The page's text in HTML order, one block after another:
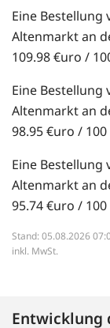
Eine Bestellung
Altenmarkt an
109.98 €uro /
Eine Bestellung
Altenmarkt an
98.95 €uro / 100
Eine Bestellung
Altenmarkt an
95.74 €uro / 100
Stand: 05.08.2026
inkl. MwSt.
Entwicklung